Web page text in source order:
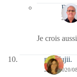
20/04/
Je crois
missfujii.
20/04/2020/